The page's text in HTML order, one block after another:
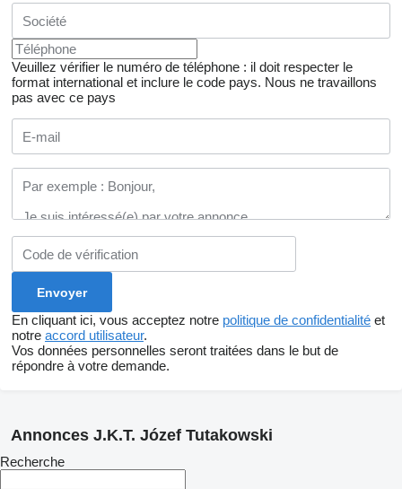
Veuillez vérifier le numéro de téléphone : il doit respecter le
format international et inclure le code pays. Nous ne travaillons
pas avec ce pays
En cliquant ici, vous acceptez notre politique de confidentialité et
notre accord utilisateur.
Vos données personnelles seront traitées dans le but de
répondre à votre demande.
Annonces J.K.T. Józef Tutakowski
Recherche